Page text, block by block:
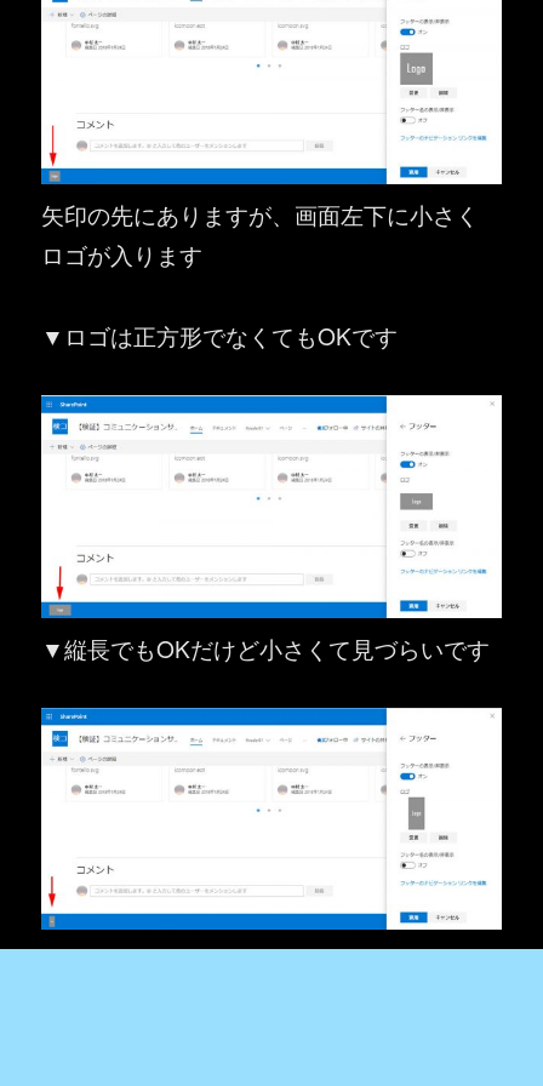
矢印の先にありますが、画面左下に小さく
ロゴが入ります
▼ロゴは正方形でなくてもOKです
▼縦長でもOKだけど小さくて見づらいです